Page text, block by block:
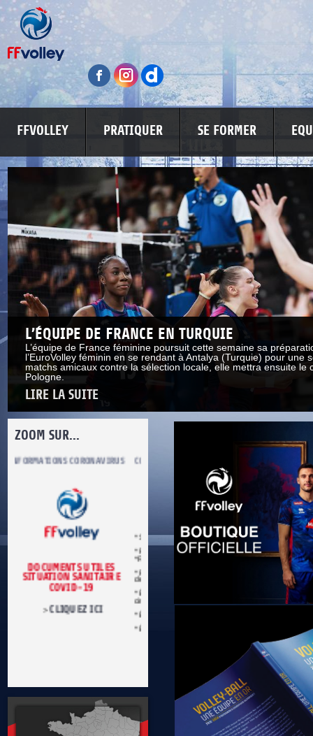
FFVOLLEY PRATIQUER SE FORMER
L’ÉQUIPE DE FRANCE EN TURQUIE
L’équipe de France féminine poursuit cette semaine sa
l’EuroVolley féminin en se rendant à Antalya (Turquie) pour une
matchs amicaux contre la sélection locale, elle mettra ensuite le
Pologne.
LIRE LA SUITE
ZOOM SUR...
COMITÉ DU FAIR PLAY
* Se conformer aux règles du jeu.
*Respecter adversaires et partenaires.
* Refuser toute forme de violence et
de tricherie.
* Être maître de soi en toutes
* Être loyal dans le sport et dans la vie.
* Être exemplaire, généreux et tolérant
MA PETITE